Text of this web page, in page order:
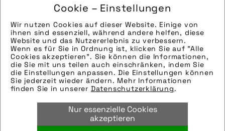
Cookie – Einstellungen
Wir nutzen Cookies auf dieser Website. Einige von
ihnen sind essenziell, während andere helfen, diese
Website und das Nutzererlebnis zu verbessern.
Wenn es für Sie in Ordnung ist, klicken Sie auf "Alle
Cookies akzeptieren". Sie können die Informationen,
die Sie mit uns teilen auch einschränken, indem Sie
die Einstellungen anpassen. Die Einstellungen können
Sie jederzeit wieder ändern. Mehr Informationen
finden Sie in unserer Datenschutzerklärung.
Nur essenzielle Cookies
akzeptieren
Zu verwendender Bildnachweis:
Quelle/Source [´www.ergonbike.com | pd-f´]
Technik-Info:
Hinweise zur weiteren Recherche:
Modellname:
Hersteller:
Tags:
damen,ergonomie,passform,sattel,